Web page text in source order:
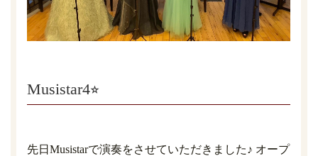
Musistar4⭐︎
先日Musistarで演奏をさせていただきました♪ オープ